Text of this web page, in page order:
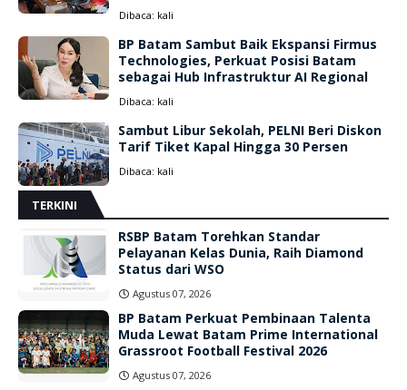
Dibaca: kali
BP Batam Sambut Baik Ekspansi Firmus
Technologies, Perkuat Posisi Batam
sebagai Hub Infrastruktur AI Regional
Dibaca: kali
Sambut Libur Sekolah, PELNI Beri Diskon
Tarif Tiket Kapal Hingga 30 Persen
Dibaca: kali
TERKINI
RSBP Batam Torehkan Standar
Pelayanan Kelas Dunia, Raih Diamond
Status dari WSO
Agustus 07, 2026
BP Batam Perkuat Pembinaan Talenta
Muda Lewat Batam Prime International
Grassroot Football Festival 2026
Agustus 07, 2026